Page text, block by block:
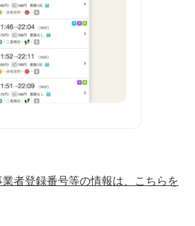
者登録番号等の情報は、こちらを